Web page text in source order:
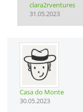
clara2rventures
31.05.2023
Casa do Monte
30.05.2023